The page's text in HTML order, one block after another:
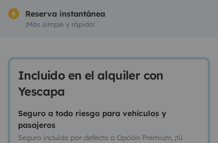
Reserva instantánea
¡Más simple y rápido!
Incluido en el alquiler con
Yescapa
Seguro a todo riesgo para vehículos y
pasajeros
Seguro incluido por defecto o Opción Premium, ¡tú